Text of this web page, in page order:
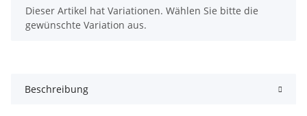
x
Dieser Artikel hat Variationen. Wählen Sie bitte die
gewünschte Variation aus.
Beschreibung